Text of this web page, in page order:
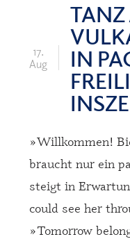
17.
Aug
TANZ
IN
»Willkommen!
braucht nur ein
steigt in
could see her
»Tomorrow